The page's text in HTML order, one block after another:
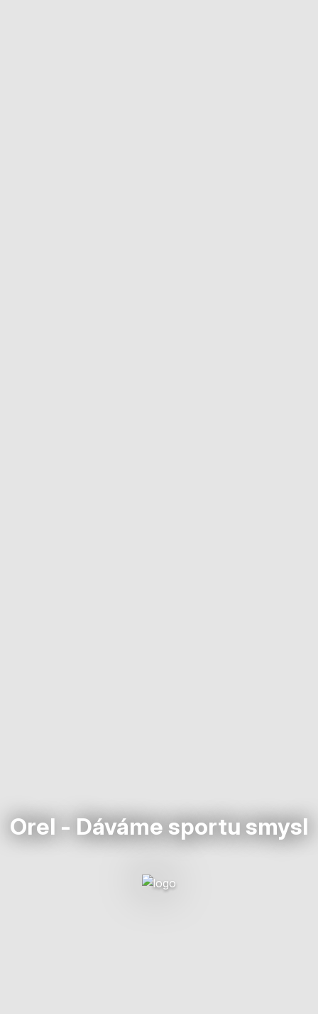
Orel - Dáváme sportu smysl